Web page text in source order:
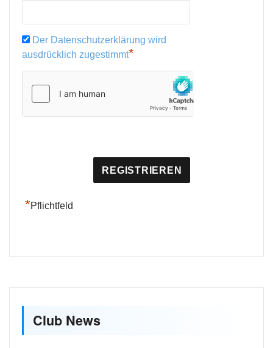
Der Datenschutzerklärung wird
ausdrücklich zugestimmt*
*Pflichtfeld
Club News